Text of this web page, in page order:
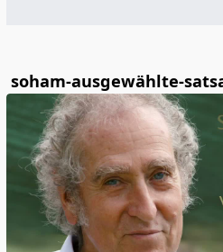
soham-ausgewählte-